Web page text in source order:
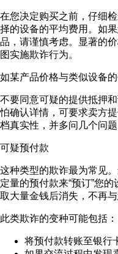
在您决定购买之前，仔细
择的设备的平均费用。如
品，请谨慎考虑。显著的
图实施欺诈行为。
如某产品价格与类似设备
不要同意可疑的提供抵押
怕确认详情，可要求卖方
档真实性，并多问几个问题
可疑预付款
这种类型的欺诈最为常见
定量的预付款来“预订”您
取大量金钱后消失，不再与
此类欺诈的变种可能包括：
将预付款转账至银行